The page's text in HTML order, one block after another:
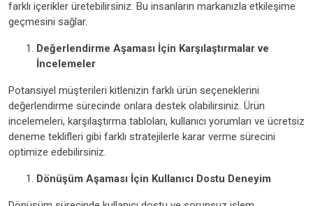
farklı içerikler üretebilirsiniz. Bu insanların markanızla etkileşime
geçmesini sağlar.
Değerlendirme Aşaması İçin Karşılaştırmalar ve
İncelemeler
Potansiyel müşterileri kitlenizin farklı ürün seçeneklerini
değerlendirme sürecinde onlara destek olabilirsiniz. Ürün
incelemeleri, karşılaştırma tabloları, kullanıcı yorumları ve ücretsiz
deneme teklifleri gibi farklı stratejilerle karar verme sürecini
optimize edebilirsiniz.
Dönüşüm Aşaması İçin Kullanıcı Dostu Deneyim